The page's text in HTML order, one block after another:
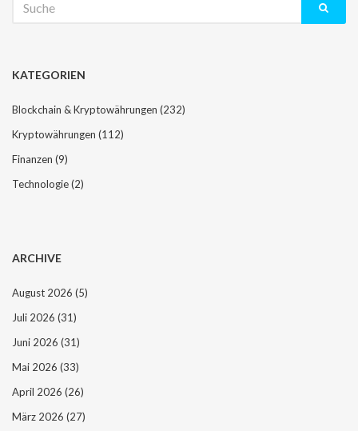
nach:
KATEGORIEN
Blockchain & Kryptowährungen (232)
Kryptowährungen (112)
Finanzen (9)
Technologie(2)
ARCHIVE
August 2026 (5)
Juli 2026 (31)
Juni 2026 (31)
Mai 2026 (33)
April 2026 (26)
März 2026 (27)